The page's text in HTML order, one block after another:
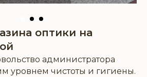
оптики на
администратора
уровнем чистоты и гигиены.